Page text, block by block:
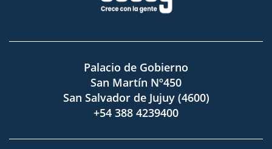
Palacio de Gobierno
San Martín Nº450
San Salvador de Jujuy (4600)
+54 388 4239400